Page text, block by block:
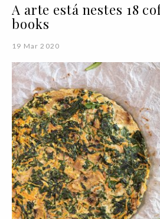
A arte está nestes 18
books
19 Mar 2020